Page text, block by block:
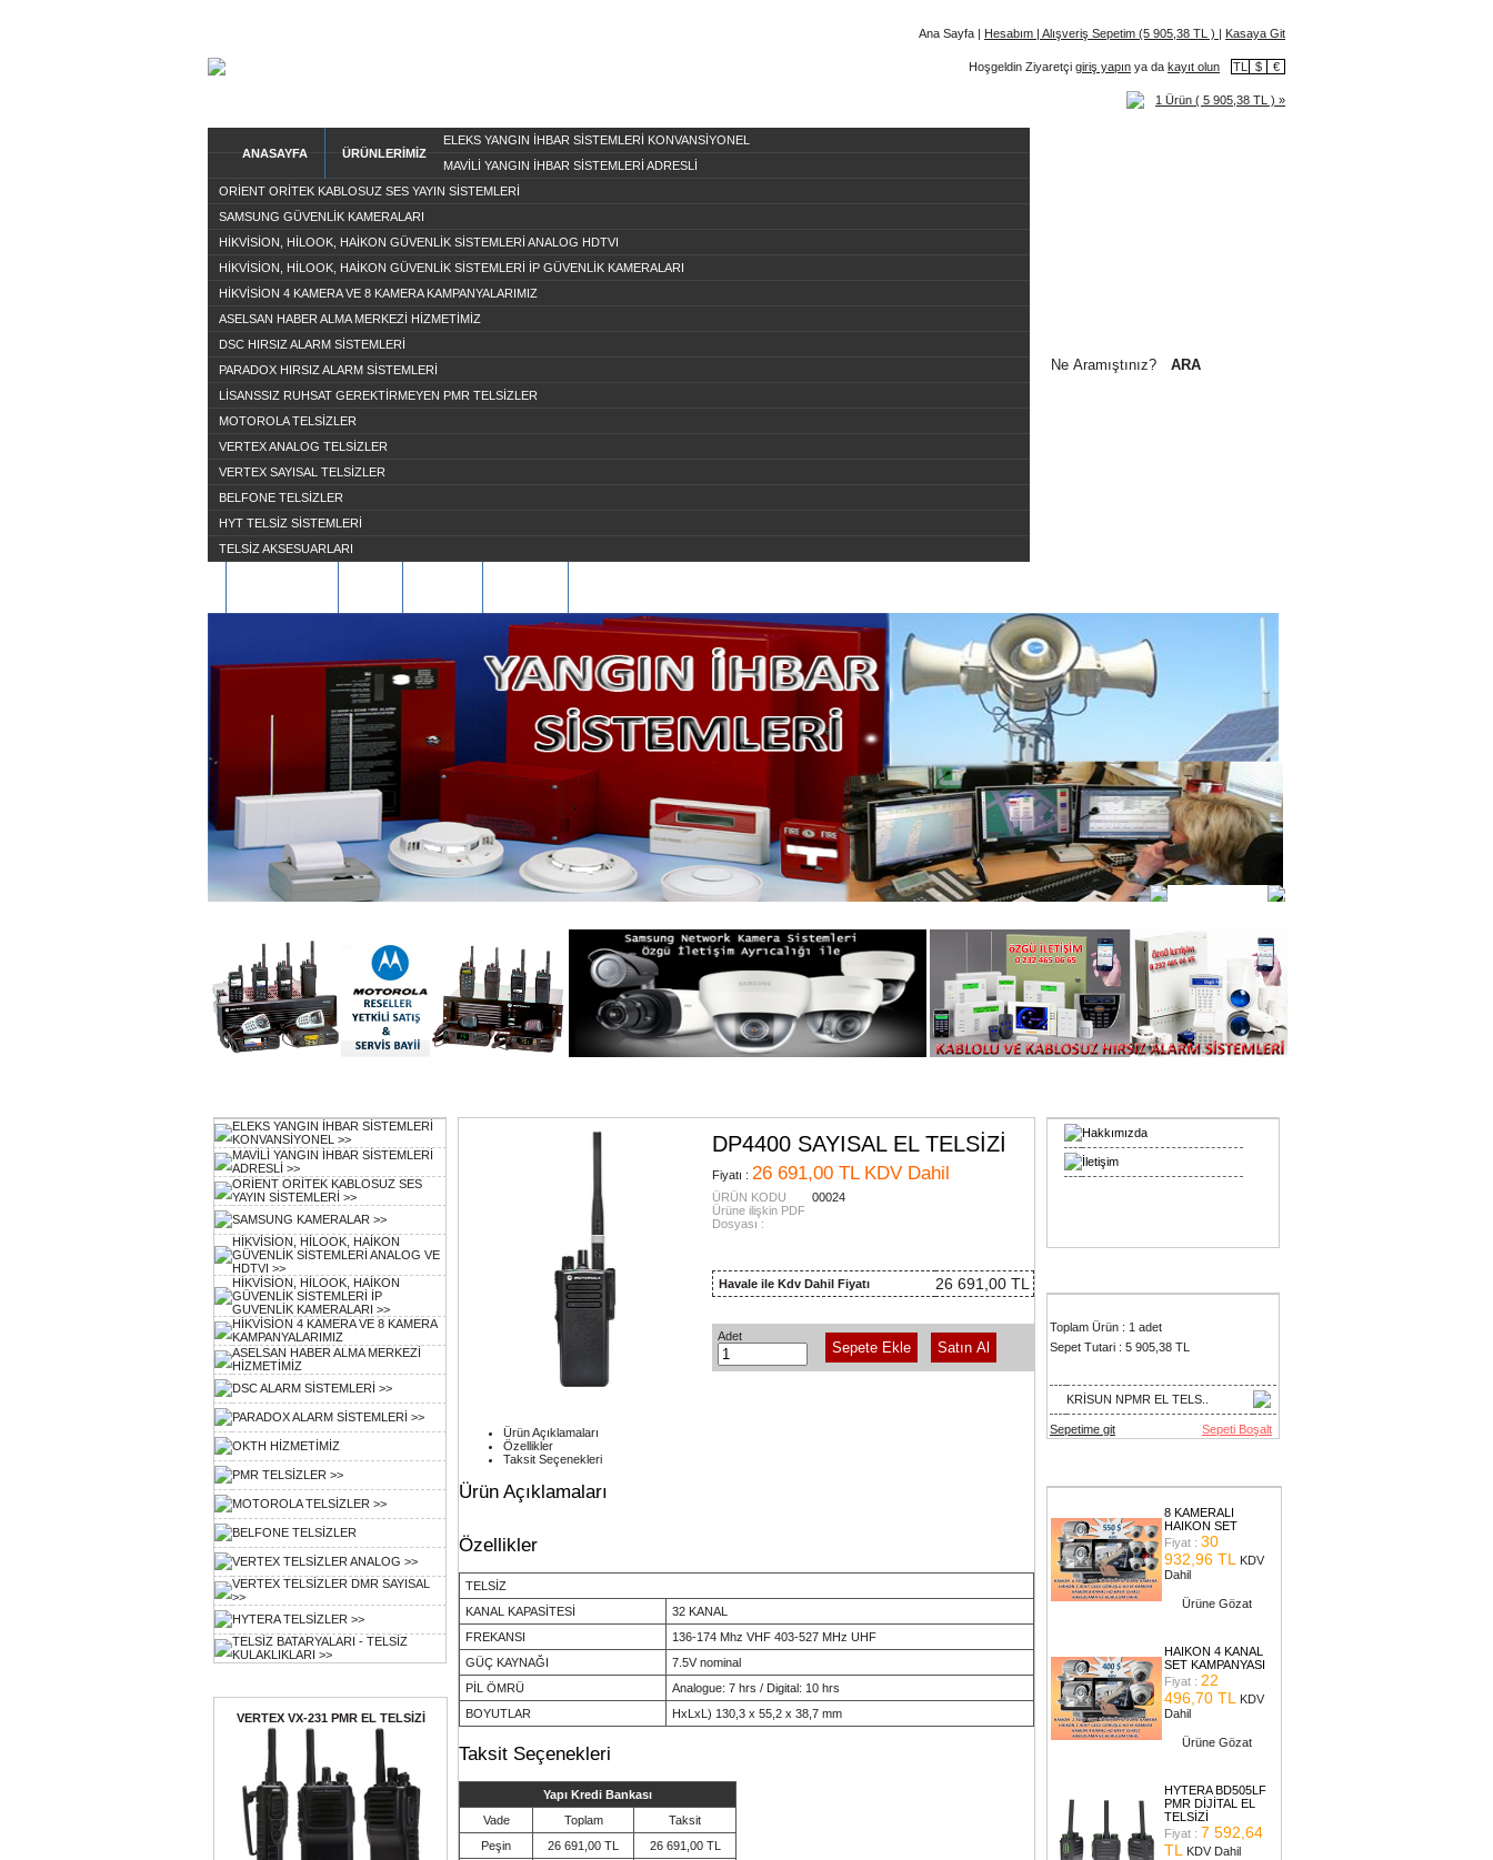
Ana Sayfa | Hesabım | Alışveriş Sepetim (5 905,38 TL ) | Kasaya Git
Hoşgeldin Ziyaretçi giriş yapın ya da kayıt olun TL $ €
1 Ürün ( 5 905,38 TL ) »
ANASAYFA ÜRÜNLERİMİZ
ELEKS YANGIN İHBAR SİSTEMLERİ KONVANSİYONEL
MAVİLİ YANGIN İHBAR SİSTEMLERİ ADRESLİ
ORİENT ORİTEK KABLOSUZ SES YAYIN SİSTEMLERİ
SAMSUNG GÜVENLİK KAMERALARI
HİKVİSİON, HİLOOK, HAİKON GÜVENLİK SİSTEMLERİ ANALOG HDTVI
HİKVİSİON, HİLOOK, HAİKON GÜVENLİK SİSTEMLERİ İP GÜVENLİK KAMERALARI
HİKVİSİON 4 KAMERA VE 8 KAMERA KAMPANYALARIMIZ
ASELSAN HABER ALMA MERKEZİ HİZMETİMİZ
DSC HIRSIZ ALARM SİSTEMLERİ
PARADOX HIRSIZ ALARM SİSTEMLERİ
LİSANSSIZ RUHSAT GEREKTİRMEYEN PMR TELSİZLER
MOTOROLA TELSİZLER
VERTEX ANALOG TELSİZLER
VERTEX SAYISAL TELSİZLER
BELFONE TELSİZLER
HYT TELSİZ SİSTEMLERİ
TELSİZ AKSESUARLARI
ELEKS YANGIN İHBAR SİSTEMLERİ
KONVANSİYONEL >>
MAVİLİ YANGIN İHBAR SİSTEMLERİ
ADRESLİ >>
ORİENT ORİTEK KABLOSUZ SES
YAYIN SİSTEMLERİ >>
SAMSUNG KAMERALAR >>
HİKVİSİON, HİLOOK, HAİKON
GÜVENLİK SİSTEMLERİ ANALOG VE
HDTVI >>
HİKVİSİON, HİLOOK, HAİKON
GÜVENLİK SİSTEMLERİ İP
GUVENLİK KAMERALARI >>
HİKVİSİON 4 KAMERA VE 8 KAMERA
KAMPANYALARIMIZ
ASELSAN HABER ALMA MERKEZİ
HİZMETİMİZ
DSC ALARM SİSTEMLERİ >>
PARADOX ALARM SİSTEMLERİ >>
OKTH HİZMETİMİZ
PMR TELSİZLER >>
MOTOROLA TELSİZLER >>
BELFONE TELSİZLER
VERTEX TELSİZLER ANALOG >>
VERTEX TELSİZLER DMR SAYISAL
>>
HYTERA TELSİZLER >>
TELSİZ BATARYALARI - TELSİZ
KULAKLIKLARI >>
VERTEX VX-231 PMR EL TELSİZİ
DP4400 SAYISAL EL TELSİZİ
Fiyatı : 26 691,00 TL KDV Dahil
ÜRÜN KODU
00024
Ürüne ilişkin PDF
Dosyası :
Havale ile Kdv Dahil Fiyatı 26 691,00 TL
Adet
Ürün Açıklamaları
Özellikler
Taksit Seçenekleri
Ürün Açıklamaları
Özellikler
TELSİZ
KANAL KAPASİTESİ
32 KANAL
FREKANSI
136-174 Mhz VHF 403-527 MHz UHF
GÜÇ KAYNAĞI
7.5V nominal
PİL ÖMRÜ
Analogue: 7 hrs / Digital: 10 hrs
BOYUTLAR
HxLxL) 130,3 x 55,2 x 38,7 mm
Taksit Seçenekleri
Yapı Kredi Bankası
Vade
Toplam
Taksit
Peşin
26 691,00 TL
26 691,00 TL
Hakkımızda
İletişim
Toplam Ürün : 1 adet
Sepet Tutari : 5 905,38 TL
KRİSUN NPMR EL TELS..
Sepetime git Sepeti Boşalt
8 KAMERALI
HAIKON SET
Fiyat : 30
932,96 TL
KDV
Dahil
Ürüne Gözat
HAIKON 4 KANAL
SET KAMPANYASI
Fiyat : 22
496,70 TL
KDV
Dahil
Ürüne Gözat
HYTERA BD505LF
PMR DİJİTAL EL
TELSİZİ
Fiyat : 7 592,64
TL
KDV Dahil